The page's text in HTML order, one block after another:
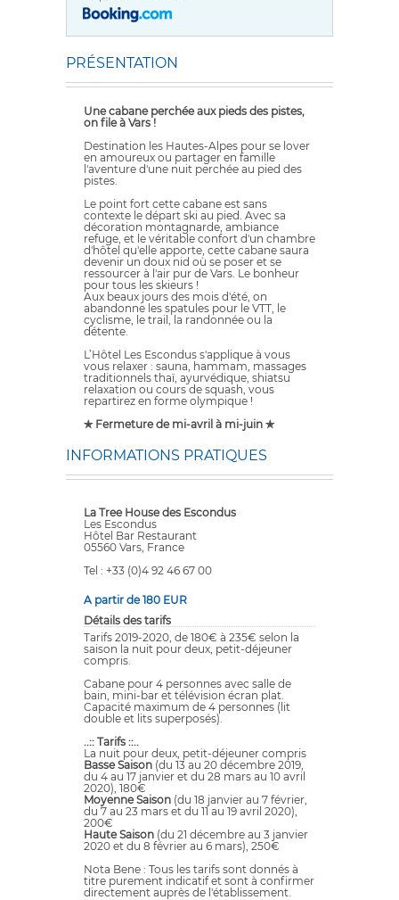
PRÉSENTATION
Une cabane perchée aux pieds des pistes,
on file à Vars !
Destination les Hautes-Alpes pour se lover
en amoureux ou partager en famille
l'aventure d'une nuit perchée au pied des
pistes.
Le point fort cette cabane est sans
contexte le départ ski au pied. Avec sa
décoration montagnarde, ambiance
refuge, et le véritable confort d'un chambre
d'hôtel qu'elle apporte, cette cabane saura
devenir un doux nid où se poser et se
ressourcer à l'air pur de Vars. Le bonheur
pour tous les skieurs !
Aux beaux jours des mois d'été, on
abandonne les spatules pour le VTT, le
cyclisme, le trail, la randonnée ou la
détente.
L’Hôtel Les Escondus s'applique à vous
vous relaxer : sauna, hammam, massages
traditionnels thaï, ayurvédique, shiatsu
relaxation ou cours de squash, vous
repartirez en forme olympique !
✯ Fermeture de mi-avril à mi-juin ✯
INFORMATIONS PRATIQUES
La Tree House des Escondus
Les Escondus
Hôtel Bar Restaurant
05560 Vars, France
Tel : +33 (0)4 92 46 67 00
A partir de 180 EUR
Détails des tarifs
Tarifs 2019-2020, de 180€ à 235€ selon la
saison la nuit pour deux, petit-déjeuner
compris.
Cabane pour 4 personnes avec salle de
bain, mini-bar et télévision écran plat.
Capacité maximum de 4 personnes (lit
double et lits superposés).
..:: Tarifs ::..
La nuit pour deux, petit-déjeuner compris
Basse Saison (du 13 au 20 décembre 2019,
du 4 au 17 janvier et du 28 mars au 10 avril
2020), 180€
Moyenne Saison (du 18 janvier au 7 février,
du 7 au 23 mars et du 11 au 19 avril 2020),
200€
Haute Saison (du 21 décembre au 3 janvier
2020 et du 8 février au 6 mars), 250€
Nota Bene : Tous les tarifs sont donnés à
titre purement indicatif et sont à confirmer
directement auprès de l'établissement.